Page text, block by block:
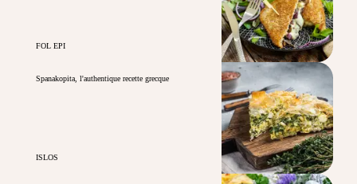
FOL EPI
Spanakopita, l'authentique recette grecque
ISLOS